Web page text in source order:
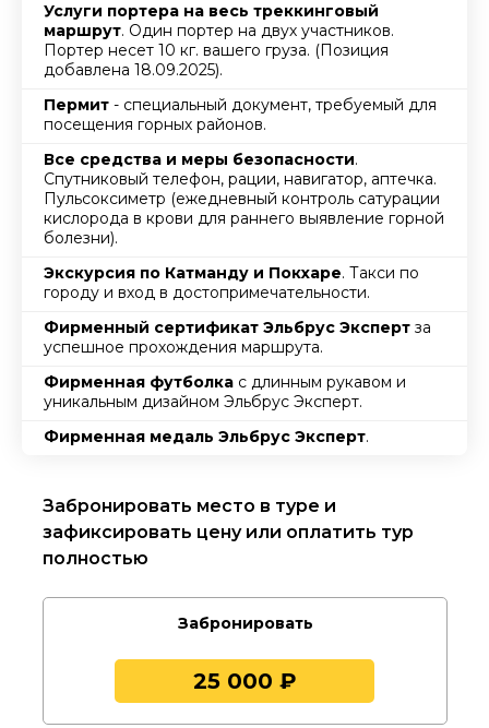
Услуги портера на весь треккинговый
маршрут. Один портер на двух участников.
Портер несет 10 кг. вашего груза. (Позиция
добавлена 18.09.2025).
Пермит - специальный документ, требуемый для
посещения горных районов.
Все средства и меры безопасности.
Спутниковый телефон, рации, навигатор, аптечка.
Пульсоксиметр (ежедневный контроль сатурации
кислорода в крови для раннего выявление горной
болезни).
Экскурсия по Катманду и Покхаре. Такси по
городу и вход в достопримечательности.
Фирменный сертификат Эльбрус Эксперт за
успешное прохождения маршрута.
Фирменная футболка с длинным рукавом и
уникальным дизайном Эльбрус Эксперт.
Фирменная медаль Эльбрус Эксперт.
Забронировать
25 000 ₽
Забронировать место в туре и
зафиксировать цену или оплатить тур
полностью